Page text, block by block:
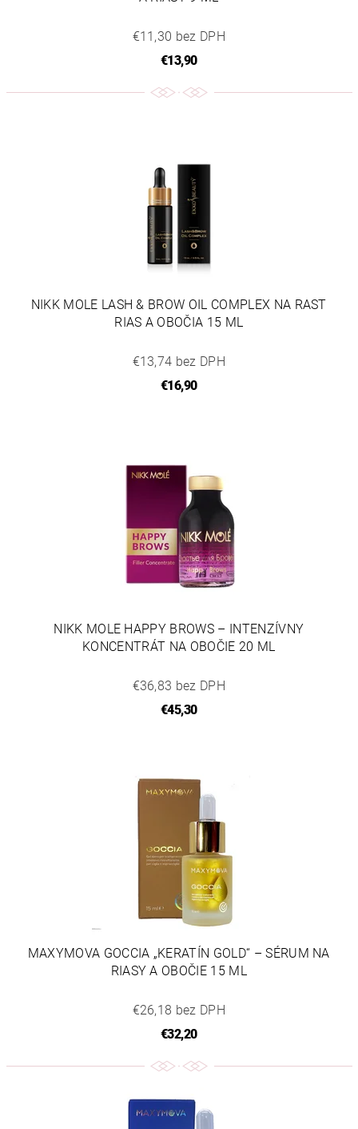
€11,30 bez DPH
€13,90
NIKK MOLE LASH & BROW OIL COMPLEX NA RAST
RIAS A OBOČIA 15 ML
€13,74 bez DPH
€16,90
NIKK MOLE HAPPY BROWS – INTENZÍVNY
KONCENTRÁT NA OBOČIE 20 ML
€36,83 bez DPH
€45,30
MAXYMOVA GOCCIA „KERATÍN GOLD“ – SÉRUM NA
RIASY A OBOČIE 15 ML
€26,18 bez DPH
€32,20